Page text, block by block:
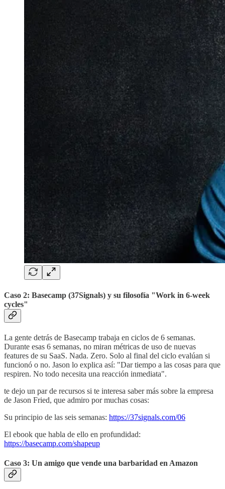
Caso 2: Basecamp (37Signals) y su filosofía "Work in 6-week
cycles"
La gente detrás de Basecamp trabaja en ciclos de 6 semanas.
Durante esas 6 semanas, no miran métricas de uso de nuevas
features de su SaaS. Nada. Zero. Solo al final del ciclo evalúan si
funcionó o no. Jason lo explica así: "Dar tiempo a las cosas para que
respiren. No todo necesita una reacción inmediata".
te dejo un par de recursos si te interesa saber más sobre la empresa
de Jason Fried, que admiro por muchas cosas:
Su principio de las seis semanas: https://37signals.com/06
El ebook que habla de ello en profundidad:
https://basecamp.com/shapeup
Caso 3: Un amigo que vende una barbaridad en Amazon